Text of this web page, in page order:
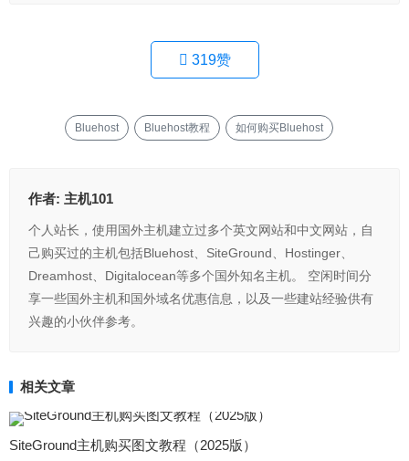
319赞
Bluehost Bluehost教程 如何购买Bluehost
作者: 主机101
个人站长，使用国外主机建立过多个英文网站和中文网站，自
己购买过的主机包括Bluehost、SiteGround、Hostinger、
Dreamhost、Digitalocean等多个国外知名主机。 空闲时间分
享一些国外主机和国外域名优惠信息，以及一些建站经验供有
兴趣的小伙伴参考。
相关文章
SiteGround主机购买图文教程（2025版）